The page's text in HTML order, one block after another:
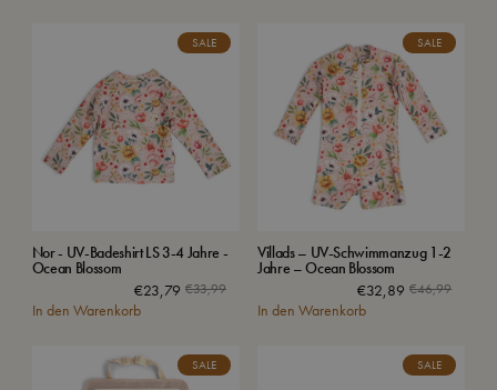
SALE
Nor - UV-Badeshirt LS 3-4 Jahre -
Ocean Blossom
€33,99
€23,79
In den Warenkorb
SALE
Villads – UV-Schwimmanzug 1-2
Jahre – Ocean Blossom
€46,99
€32,89
In den Warenkorb
SALE SALE